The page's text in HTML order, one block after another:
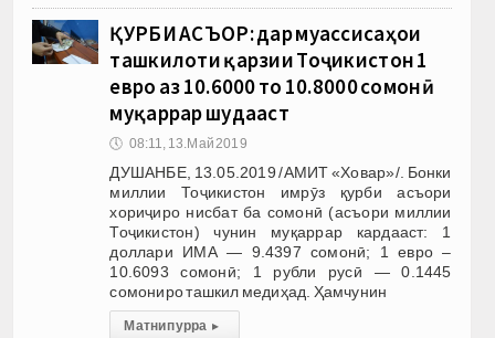
ҚУРБИ АСЪОР: дар муассиcаҳои
ташкилоти қарзии Тоҷикистон 1
евро аз 10.6000 то 10.8000 сомонӣ
муқаррар шудааст
🕔 08:11, 13.Май 2019
ДУШАНБЕ, 13.05.2019 /АМИТ «Ховар»/. Бонки
миллии Тоҷикистон имрӯз қурби асъори
хориҷиро нисбат ба сомонӣ (асъори миллии
Тоҷикистон) чунин муқаррар кардааст: 1
доллари ИМА — 9.4397 сомонӣ; 1 евро –
10.6093 сомонӣ; 1 рубли русӣ — 0.1445
сомониро ташкил медиҳад. Ҳамчунин
Матни пурра ▸